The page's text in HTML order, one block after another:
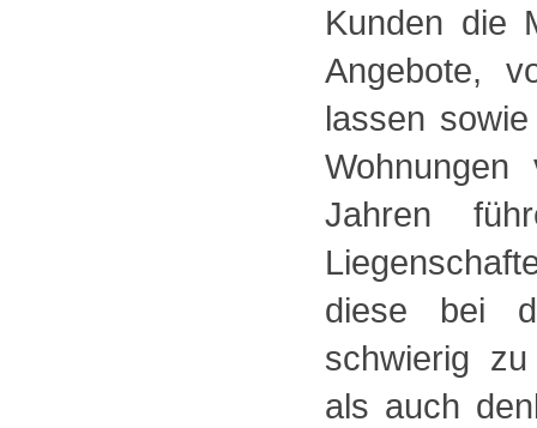
Kunden die
Angebote,
lassen
Jahren
diese bei
schwierig
als auch